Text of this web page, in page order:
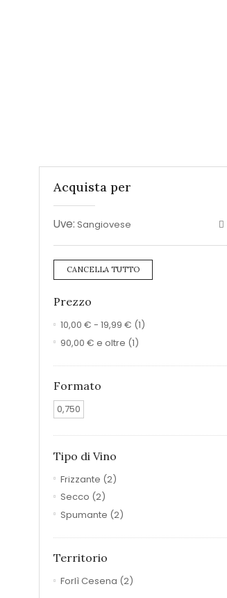
Acquista per
Uve: Sangiovese
CANCELLA TUTTO
Prezzo
10,00 € - 19,99 € (1)
90,00 € e oltre (1)
Formato
0,750
Tipo di Vino
Frizzante (2)
Secco (2)
Spumante (2)
Territorio
Forlì Cesena (2)